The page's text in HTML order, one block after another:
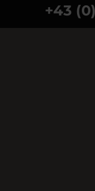
+43